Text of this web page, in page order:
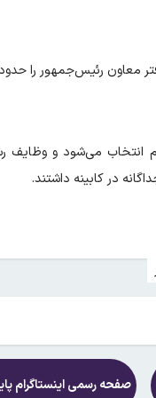
دفتر معاون رئیس‌جمهور را
می‌شود و وظایف
در کابینه داشتند.
صفحه رسمی اینستاگرام